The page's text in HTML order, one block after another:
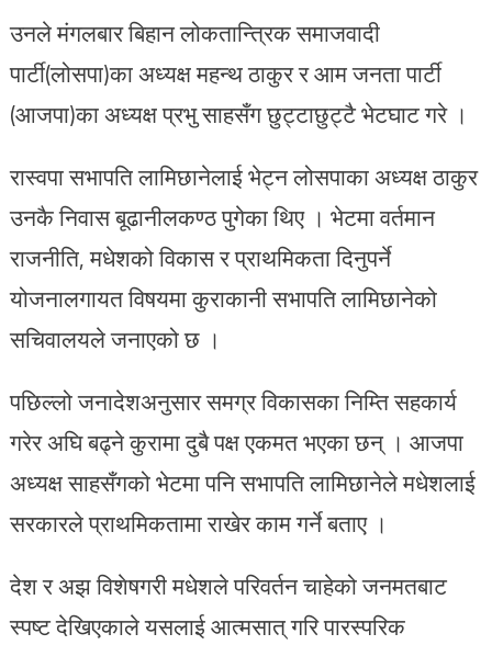
उनले मंगलबार बिहान लोकतान्त्रिक समाजवादी
पार्टी(लोसपा)का अध्यक्ष महन्थ ठाकुर र आम जनता पार्टी
(आजपा)का अध्यक्ष प्रभु साहसँग छुट्टाछुट्टै भेटघाट गरे ।
रास्वपा सभापति लामिछानेलाई भेट्न लोसपाका अध्यक्ष ठाकुर
उनकै निवास बूढानीलकण्ठ पुगेका थिए । भेटमा वर्तमान
राजनीति, मधेशको विकास र प्राथमिकता दिनुपर्ने
योजनालगायत विषयमा कुराकानी सभापति लामिछानेको
सचिवालयले जनाएको छ ।
पछिल्लो जनादेशअनुसार समग्र विकासका निम्ति सहकार्य
गरेर अघि बढ्ने कुरामा दुबै पक्ष एकमत भएका छन् । आजपा
अध्यक्ष साहसँगको भेटमा पनि सभापति लामिछानेले मधेशलाई
सरकारले प्राथमिकतामा राखेर काम गर्ने बताए ।
देश र अझ विशेषगरी मधेशले परिवर्तन चाहेको जनमतबाट
स्पष्ट देखिएकाले यसलाई आत्मसात् गरि पारस्परिक